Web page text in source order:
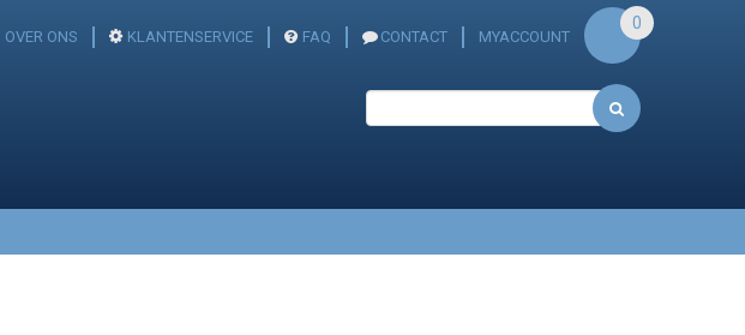
OVER ONS KLANTENSERVICE FAQ CONTACT MYACCOUNT
0